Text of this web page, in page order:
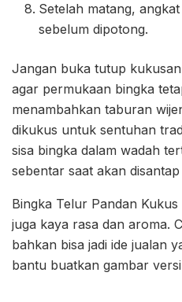
Setelah matang,
sebelum dipotong.
Jangan buka tutup
agar permukaan bingka
menambahkan taburan
dikukus untuk sentuhan
sisa bingka dalam wadah
sebentar saat akan
Bingka Telur Pandan
juga kaya rasa dan aroma.
bahkan bisa jadi ide jualan
bantu buatkan gambar